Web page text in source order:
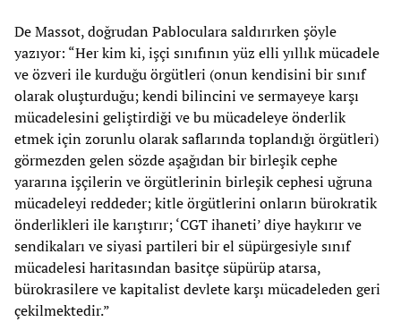
De Massot, doğrudan Pabloculara saldırırken şöyle
yazıyor: “Her kim ki, işçi sınıfının yüz elli yıllık mücadele
ve özveri ile kurduğu örgütleri (onun kendisini bir sınıf
olarak oluşturduğu; kendi bilincini ve sermayeye karşı
mücadelesini geliştirdiği ve bu mücadeleye önderlik
etmek için zorunlu olarak saflarında toplandığı örgütleri)
görmezden gelen sözde aşağıdan bir birleşik cephe
yararına işçilerin ve örgütlerinin birleşik cephesi uğruna
mücadeleyi reddeder; kitle örgütlerini onların bürokratik
önderlikleri ile karıştırır; ‘CGT ihaneti’ diye haykırır ve
sendikaları ve siyasi partileri bir el süpürgesiyle sınıf
mücadelesi haritasından basitçe süpürüp atarsa,
bürokrasilere ve kapitalist devlete karşı mücadeleden geri
çekilmektedir.”